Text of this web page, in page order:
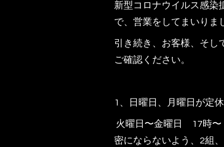
新型コロナウイルス感染
で、営業をしてまいりま
引き続き、お客様、そし
ご確認ください。
1、日曜日、月曜日が定
火曜日〜金曜日 17時
密にならないよう、2組